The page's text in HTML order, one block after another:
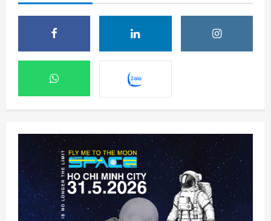
DeepSeek đầu tư vào Unitree, hợp tác phát
triển AI cho robot hình người